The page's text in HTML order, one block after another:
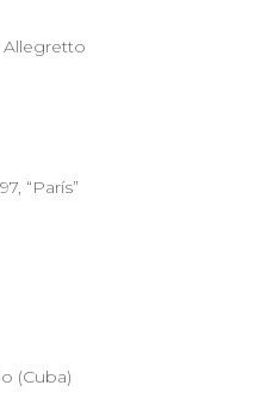
Allegretto
“París”
(Cuba)